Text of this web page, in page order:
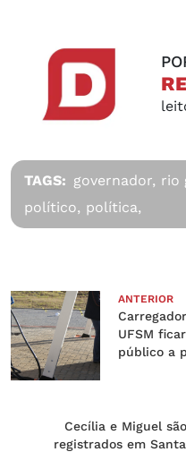
TAGS: governador, rio
político, política,
ANTERIOR
UFSM
público a
Cecília e Miguel
registrados em